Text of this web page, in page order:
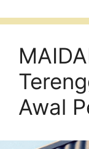
Awal